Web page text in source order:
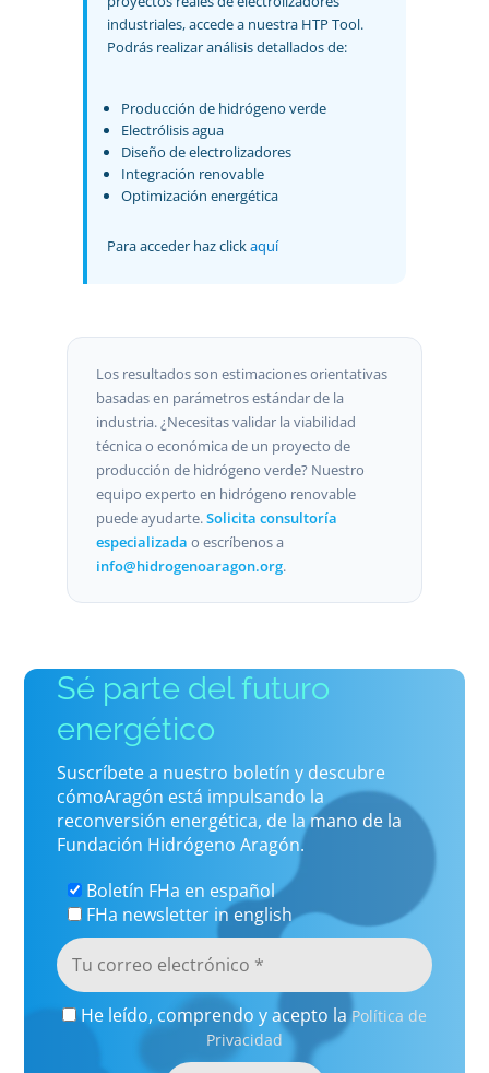
industriales, accede a nuestra HTP Tool.
Podrás realizar análisis detallados de:
Producción de hidrógeno verde
Electrólisis agua
Diseño de electrolizadores
Integración renovable
Optimización energética
Para acceder haz clickaquí
Los resultados son estimaciones orientativas
basadas en parámetros estándar de la
industria. ¿Necesitas validar la viabilidad
técnica o económica de un proyecto de
producción de hidrógeno verde? Nuestro
equipo experto en hidrógeno renovable
puede ayudarte.Solicita consultoría
especializada o escríbenos a
info@hidrogenoaragon.org.
Sé parte del futuro
energético
Suscríbete a nuestro boletín y descubre
cómoAragón está impulsando la
reconversión energética, de la mano de la
Fundación Hidrógeno Aragón.
Boletín FHa en español
FHa newsletter in english
He leído, comprendo y acepto laPolítica de
Privacidad